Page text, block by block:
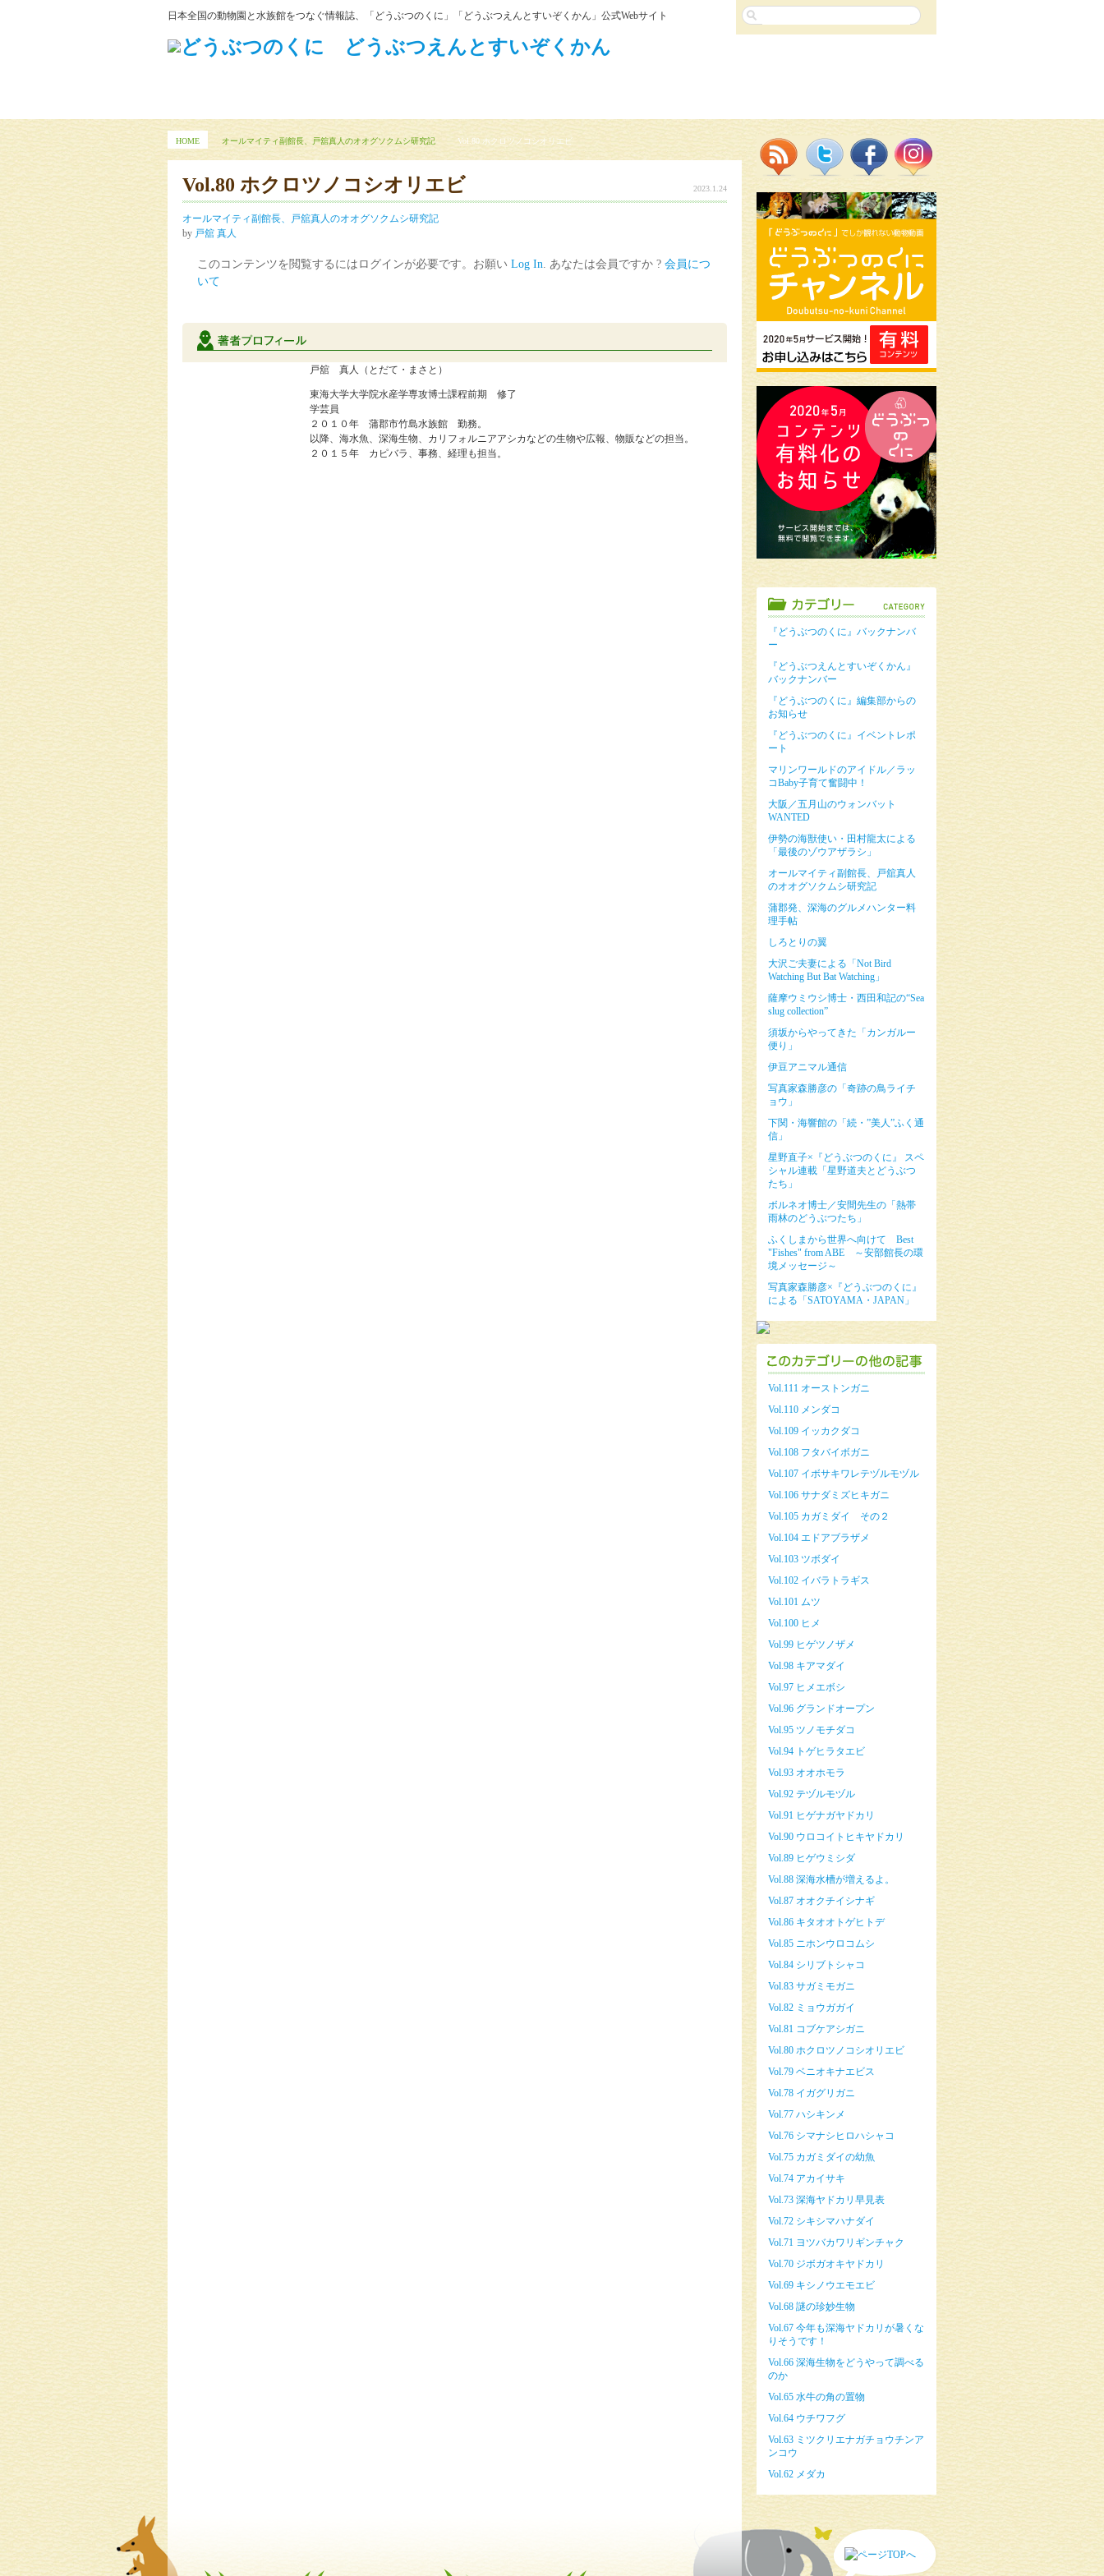
日本全国の動物園と水族館をつなぐ情報誌、「どうぶつのくに」「どうぶつえんとすいぞくかん」公式Webサイト
HOME オールマイティ副館長、戸舘真人のオオグソクムシ研究記 Vol.80 ホクロツノコシオリエビ
Vol.80 ホクロツノコシオリエビ 2023.1.24
オールマイティ副館長、戸舘真人のオオグソクムシ研究記
by 戸舘 真人
このコンテンツを閲覧するにはログインが必要です。お願い Log In. あなたは会員ですか ? 会員につ
いて
戸舘 真人（とだて・まさと）
東海大学大学院水産学専攻博士課程前期 修了
学芸員
２０１０年 蒲郡市竹島水族館 勤務。
以降、海水魚、深海生物、カリフォルニアアシカなどの生物や広報、物販などの担当。
２０１５年 カピバラ、事務、経理も担当。
『どうぶつのくに』バックナンバ
ー
『どうぶつえんとすいぞくかん』
バックナンバー
『どうぶつのくに』編集部からの
お知らせ
『どうぶつのくに』イベントレポ
ート
マリンワールドのアイドル／ラッ
コBaby子育て奮闘中！
大阪／五月山のウォンバット
WANTED
伊勢の海獣使い・田村龍太による
「最後のゾウアザラシ」
オールマイティ副館長、戸舘真人
のオオグソクムシ研究記
蒲郡発、深海のグルメハンター料
理手帖
しろとりの翼
大沢ご夫妻による「Not Bird
Watching But Bat Watching」
薩摩ウミウシ博士・西田和記の“Sea
slug collection”
須坂からやってきた「カンガルー
便り」
伊豆アニマル通信
写真家森勝彦の「奇跡の鳥ライチ
ョウ」
下関・海響館の「続・”美人”ふく通
信」
星野直子×『どうぶつのくに』 スペ
シャル連載「星野道夫とどうぶつ
たち」
ボルネオ博士／安間先生の「熱帯
雨林のどうぶつたち」
ふくしまから世界へ向けて Best
"Fishes" from ABE ～安部館長の環
境メッセージ～
写真家森勝彦×『どうぶつのくに』
による「SATOYAMA・JAPAN」
Vol.111 オーストンガニ
Vol.110 メンダコ
Vol.109 イッカクダコ
Vol.108 フタバイボガニ
Vol.107 イボサキワレテヅルモヅル
Vol.106 サナダミズヒキガニ
Vol.105 カガミダイ その２
Vol.104 エドアブラザメ
Vol.103 ツボダイ
Vol.102 イバラトラギス
Vol.101 ムツ
Vol.100 ヒメ
Vol.99 ヒゲツノザメ
Vol.98 キアマダイ
Vol.97 ヒメエボシ
Vol.96 グランドオープン
Vol.95 ツノモチダコ
Vol.94 トゲヒラタエビ
Vol.93 オオホモラ
Vol.92 テヅルモヅル
Vol.91 ヒゲナガヤドカリ
Vol.90 ウロコイトヒキヤドカリ
Vol.89 ヒゲウミシダ
Vol.88 深海水槽が増えるよ。
Vol.87 オオクチイシナギ
Vol.86 キタオオトゲヒトデ
Vol.85 ニホンウロコムシ
Vol.84 シリブトシャコ
Vol.83 サガミモガニ
Vol.82 ミョウガガイ
Vol.81 コブケアシガニ
Vol.80 ホクロツノコシオリエビ
Vol.79 ベニオキナエビス
Vol.78 イガグリガニ
Vol.77 ハシキンメ
Vol.76 シマナシヒロハシャコ
Vol.75 カガミダイの幼魚
Vol.74 アカイサキ
Vol.73 深海ヤドカリ早見表
Vol.72 シキシマハナダイ
Vol.71 ヨツバカワリギンチャク
Vol.70 ジボガオキヤドカリ
Vol.69 キシノウエモエビ
Vol.68 謎の珍妙生物
Vol.67 今年も深海ヤドカリが暑くな
りそうです！
Vol.66 深海生物をどうやって調べる
のか
Vol.65 水牛の角の置物
Vol.64 ウチワフグ
Vol.63 ミツクリエナガチョウチンア
ンコウ
Vol.62 メダカ